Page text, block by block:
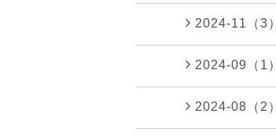
2024-11（3）
2024-09（1）
2024-08（2）